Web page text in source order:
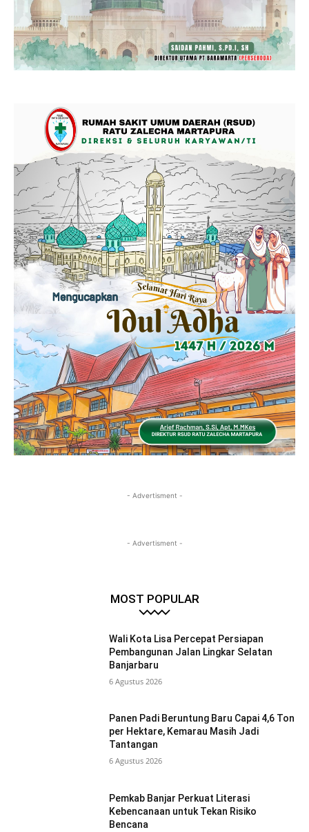
- Advertisment -
- Advertisment -
MOST POPULAR
Wali Kota Lisa Percepat Persiapan
Pembangunan Jalan Lingkar Selatan
Banjarbaru
6 Agustus 2026
Panen Padi Beruntung Baru Capai 4,6 Ton
per Hektare, Kemarau Masih Jadi
Tantangan
6 Agustus 2026
Pemkab Banjar Perkuat Literasi
Kebencanaan untuk Tekan Risiko
Bencana